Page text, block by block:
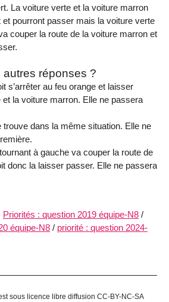
La voiture verte et la voiture marron
pourront passer mais la voiture verte
couper la route de la voiture marron et
réponses ?
s’arrêter au feu orange et laisser
la voiture marron. Elle ne passera
trouve dans la même situation. Elle ne
à gauche va couper la route de
donc la laisser passer. Elle ne passera
Priorités : question 2019 équipe-N8 /
équipe-N8 / priorité : question 2024-
sous licence libre diffusion CC-BY-NC-SA